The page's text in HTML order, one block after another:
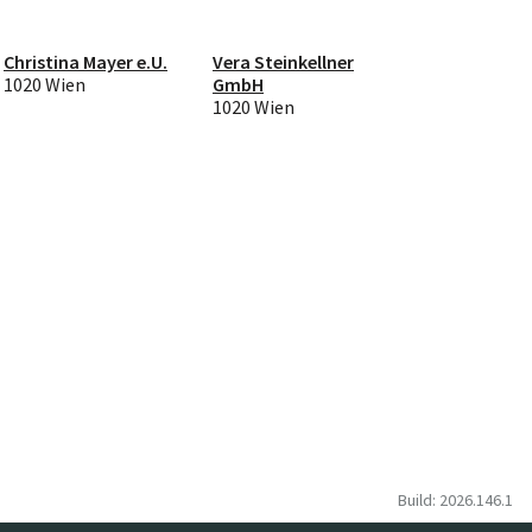
Christina Mayer e.U.
1020 Wien
Vera Steinkellner
GmbH
1020 Wien
Build: 2026.146.1